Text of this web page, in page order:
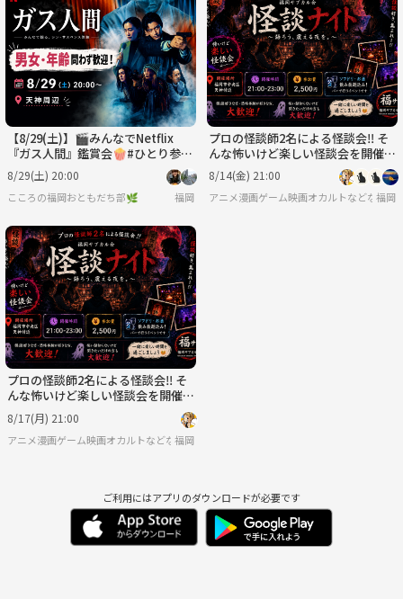
【8/29(土)】🎬みんなでNetflix
『ガス人間』鑑賞会🍿#ひとり参加
大歓迎 #お友達づくり
8/29(土) 20:00
こころの福岡おともだち部🌿 福岡
プロの怪談師2名による怪談会‼️ そ
んな怖いけど楽しい怪談会を開催し
ます👻🌙
8/14(金) 21:00
アニメ漫画ゲーム映画オカルトなどなど福岡
プロの怪談師2名による怪談会‼️ そ
んな怖いけど楽しい怪談会を開催し
ます👻🌙
8/17(月) 21:00
アニメ漫画ゲーム映画オカルトなどなどサブカル好きのためのサークル「福岡サブカル
福岡
ご利用にはアプリのダウンロードが必要です